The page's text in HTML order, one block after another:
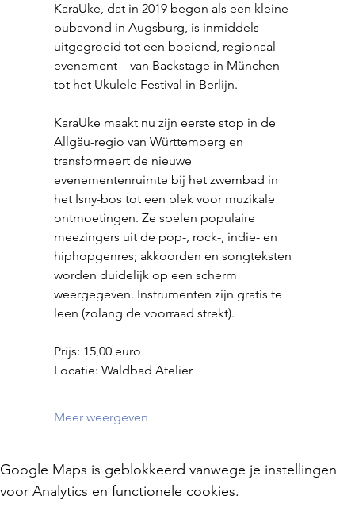
KaraUke, dat in 2019 begon als een kleine
pubavond in Augsburg, is inmiddels
uitgegroeid tot een boeiend, regionaal
evenement – van Backstage in München
tot het Ukulele Festival in Berlijn.
KaraUke maakt nu zijn eerste stop in de
Allgäu-regio van Württemberg en
transformeert de nieuwe
evenementenruimte bij het zwembad in
het Isny-bos tot een plek voor muzikale
ontmoetingen. Ze spelen populaire
meezingers uit de pop-, rock-, indie- en
hiphopgenres; akkoorden en songteksten
worden duidelijk op een scherm
weergegeven. Instrumenten zijn gratis te
leen (zolang de voorraad strekt).
Prijs: 15,00 euro
Locatie: Waldbad Atelier
Meer weergeven
Google Maps is geblokkeerd vanwege je instellingen
voor Analytics en functionele cookies.